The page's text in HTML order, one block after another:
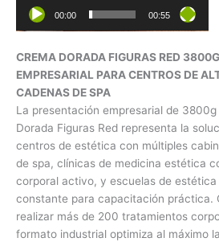
00:00 00:55
CREMA DORADA FIGURAS RED
EMPRESARIAL PARA CENTROS DE
CADENAS DE SPA
La presentación empresarial de
Dorada Figuras Red representa la
centros de estética con múltiples
de spa, clínicas de medicina estética
corporal activo, y escuelas de
constante para capacitación práctica.
realizar más de 200 tratamientos
formato industrial optimiza al máximo